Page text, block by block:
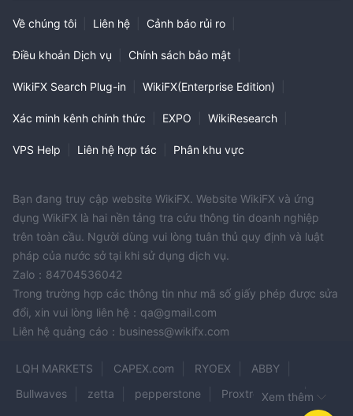
Về chúng tôi Liên hệ Cảnh báo rủi ro
Điều khoản Dịch vụ Chính sách bảo mật
WikiFX Search Plug-in WikiFX(Enterprise Edition)
Xác minh kênh chính thức EXPO WikiResearch
VPS Help Liên hệ hợp tác Phân khu vực
Bạn đang truy cập website WikiFX. Website WikiFX và ứng
dụng WikiFX là hai nền tảng tra cứu thông tin doanh nghiệp
trên toàn cầu. Người dùng vui lòng tuân thủ quy định và luật
pháp của nước sở tại khi sử dụng dịch vụ.
Zalo：84704536042
Trong trường hợp các thông tin như mã số giấy phép được sửa
đổi, xin vui lòng liên hệ：qa@gmail.com
Liên hệ quảng cáo：business@wikifx.com
LQH MARKETS CAPEX.com RYOEX
ABBY
Bullwaves
zetta pepperstone
Proxtrend LTD
Xem thêm